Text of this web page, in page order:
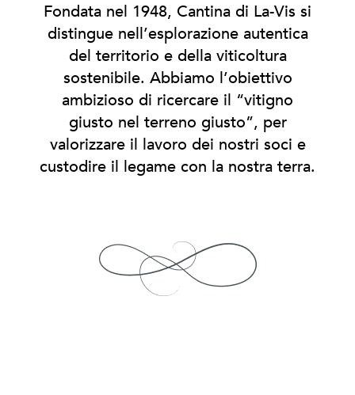
Fondata nel 1948, Cantina di La-Vis si
distingue nell’esplorazione autentica
del territorio e della viticoltura
sostenibile. Abbiamo l’obiettivo
ambizioso di ricercare il “vitigno
giusto nel terreno giusto”, per
valorizzare il lavoro dei nostri soci e
custodire il legame con la nostra terra.